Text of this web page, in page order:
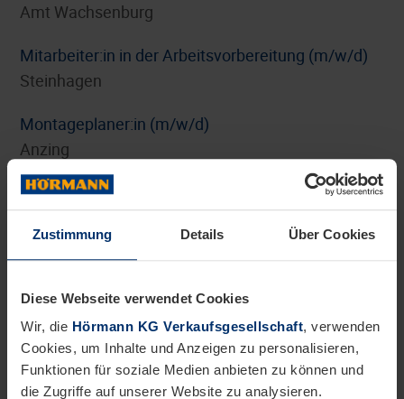
Zustimmung Details Über Cookies
Diese Webseite verwendet Cookies
Wir, die Hörmann KG Verkaufsgesellschaft, verwenden
Cookies, um Inhalte und Anzeigen zu personalisieren,
Funktionen für soziale Medien anbieten zu können und
die Zugriffe auf unserer Website zu analysieren.
Amt Wachsenburg
Mitarbeiter:in in der Arbeitsvorbereitung (m/w/d)
Steinhagen
Montageplaner:in (m/w/d)
Anzing
Personalreferent:in Benefits und HR-Marketing
(m/w/d)
Steinhagen
Steinhagen
Pflichtpraktikum oder Werkstudententätigkeit